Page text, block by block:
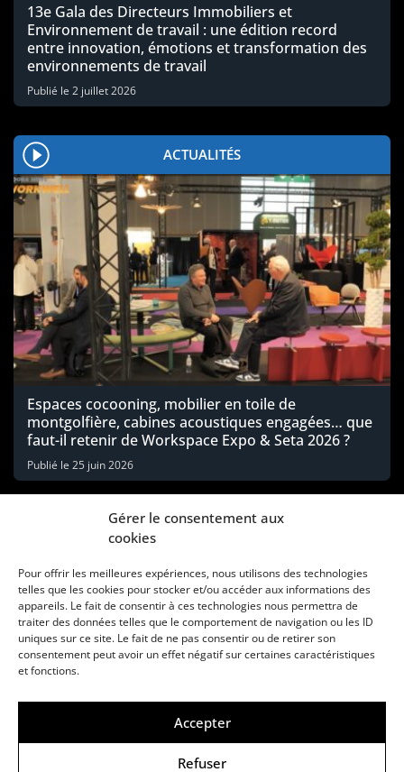
Gérer le consentement aux
cookies
Pour offrir les meilleures expériences, nous utilisons des technologies
telles que les cookies pour stocker et/ou accéder aux informations des
appareils. Le fait de consentir à ces technologies nous permettra de
traiter des données telles que le comportement de navigation ou les ID
uniques sur ce site. Le fait de ne pas consentir ou de retirer son
consentement peut avoir un effet négatif sur certaines caractéristiques
et fonctions.
Accepter
Refuser
13e Gala des Directeurs Immobiliers et
Environnement de travail : une édition record
entre innovation, émotions et transformation des
environnements de travail
Publié le 2 juillet 2026
ACTUALITÉS
Espaces cocooning, mobilier en toile de
montgolfière, cabines acoustiques engagées… que
faut-il retenir de Workspace Expo & Seta 2026 ?
Publié le 25 juin 2026
Une marque d’Agora Médias, éditeur de presse
© Copyright ANews WorkWell 2026